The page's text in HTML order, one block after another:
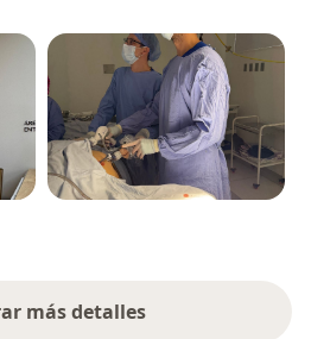
más detalles
sobre la experiencia